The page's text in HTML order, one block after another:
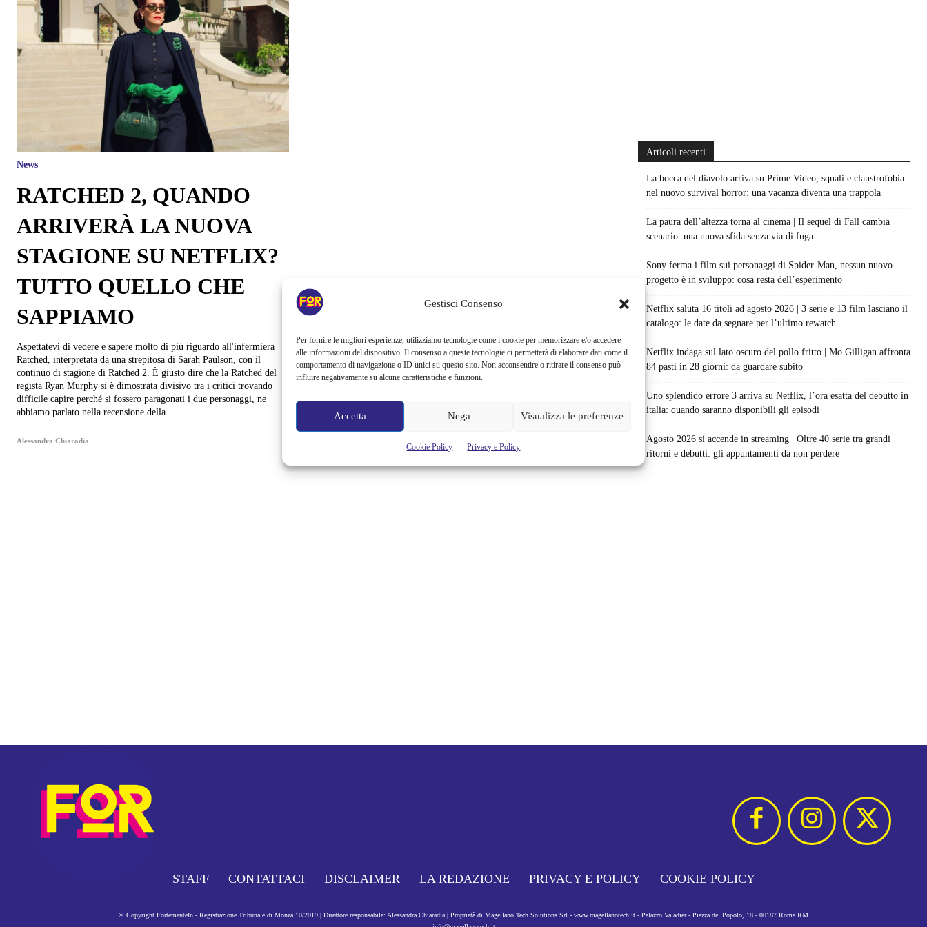
Gestisci Consenso
Per fornire le migliori esperienze, utilizziamo tecnologie come i cookie per memorizzare e/o accedere
alle informazioni del dispositivo. Il consenso a queste tecnologie ci permetterà di elaborare dati come il
comportamento di navigazione o ID unici su questo sito. Non acconsentire o ritirare il consenso può
influire negativamente su alcune caratteristiche e funzioni.
Accetta Nega Visualizza le preferenze
Cookie Policy Privacy e Policy
News
RATCHED 2, QUANDO
ARRIVERÀ LA NUOVA
STAGIONE SU NETFLIX?
TUTTO QUELLO CHE
SAPPIAMO
Aspettatevi di vedere e sapere molto di più riguardo all'infermiera
Ratched, interpretata da una strepitosa di Sarah Paulson, con il
continuo di stagione di Ratched 2. È giusto dire che la Ratched del
regista Ryan Murphy si è dimostrata divisivo tra i critici trovando
difficile capire perché si fossero paragonati i due personaggi, ne
abbiamo parlato nella recensione della...
Alessandra Chiaradia
Articoli recenti
La bocca del diavolo arriva su Prime Video, squali e claustrofobia
nel nuovo survival horror: una vacanza diventa una trappola
La paura dell’altezza torna al cinema | Il sequel di Fall cambia
scenario: una nuova sfida senza via di fuga
Sony ferma i film sui personaggi di Spider-Man, nessun nuovo
progetto è in sviluppo: cosa resta dell’esperimento
Netflix saluta 16 titoli ad agosto 2026 | 3 serie e 13 film lasciano il
catalogo: le date da segnare per l’ultimo rewatch
Netflix indaga sul lato oscuro del pollo fritto | Mo Gilligan affronta
84 pasti in 28 giorni: da guardare subito
Uno splendido errore 3 arriva su Netflix, l’ora esatta del debutto in
italia: quando saranno disponibili gli episodi
Agosto 2026 si accende in streaming | Oltre 40 serie tra grandi
ritorni e debutti: gli appuntamenti da non perdere
STAFF CONTATTACI DISCLAIMER LA REDAZIONE PRIVACY E POLICY COOKIE POLICY
© Copyright FortementeIn - Registrazione Tribunale di Monza 10/2019 | Direttore responsabile: Alessandra Chiaradia | Proprietà di Magellano Tech Solutions Srl - www.magellanotech.it - Palazzo Valadier - Piazza del Popolo, 18 - 00187 Roma RM